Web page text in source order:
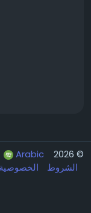
© 2026 Pinlap
Arabic
الشروط
الخصوصية